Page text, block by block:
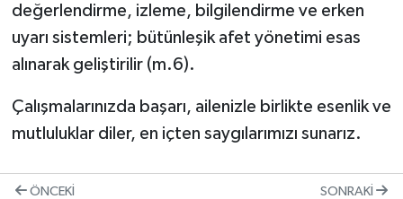
değerlendirme, izleme, bilgilendirme ve erken
uyarı sistemleri; bütünleşik afet yönetimi esas
alınarak geliştirilir (m.6).
Çalışmalarınızda başarı, ailenizle birlikte esenlik ve
mutluluklar diler, en içten saygılarımızı sunarız.
ÖNCEKI SONRAKI